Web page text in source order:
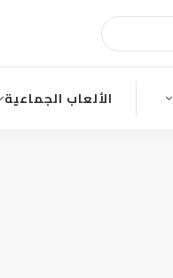
الألعاب الجماعية